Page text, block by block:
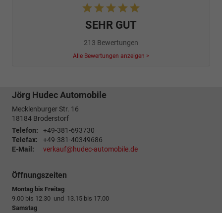
SEHR GUT
213 Bewertungen
Alle Bewertungen anzeigen >
Jörg Hudec Automobile
Mecklenburger Str. 16
18184 Broderstorf
Telefon:
+49-381-693730
Telefax:
+49-381-40349686
E-Mail:
verkauf@hudec-automobile.de
Öffnungszeiten
Montag bis Freitag
9.00 bis 12.30 und 13.15 bis 17.00
Samstag